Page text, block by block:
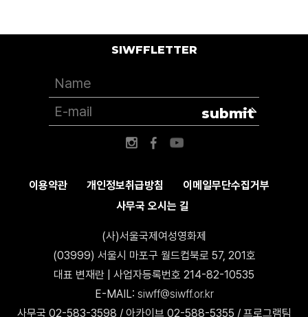
이용약관 개인정보취급방침
이메일무단수집거부
사무국 오시는 길
(사)서울국제여성영화제
(03999) 서울시 마포구 월드컵북로 57, 201호
대표 변재란 | 사업자등록번호 214-82-10535
E-MAIL: siwff@siwff.or.kr
사무국 02-583-3598 / 아카이브 02-588-5355 / 프로그램팀
SIWFFLETTER
submit